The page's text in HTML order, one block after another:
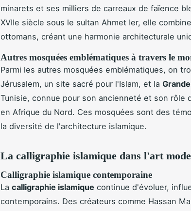
minarets et ses milliers de carreaux de faïence
XVIIe siècle sous le sultan Ahmet Ier, elle
ottomans, créant une harmonie architecturale
Autres mosquées emblématiques à travers le
Parmi les autres mosquées emblématiques, on
Jérusalem, un site sacré pour l'Islam, et la
Tunisie, connue pour son ancienneté et son rôle
en Afrique du Nord. Ces mosquées sont des
la diversité de l'architecture islamique.
La calligraphie islamique dans l'art
Calligraphie islamique contemporaine
La calligraphie islamique continue d'évoluer,
contemporains. Des créateurs comme Hassan